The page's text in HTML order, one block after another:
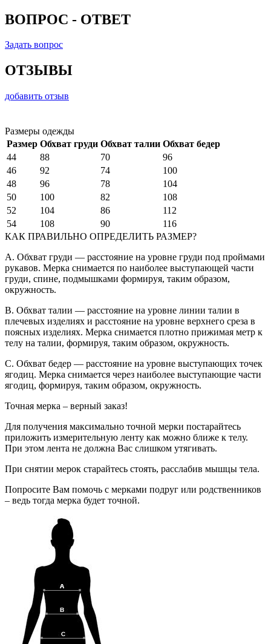
ВОПРОС - ОТВЕТ
Задать вопрос
ОТЗЫВЫ
добавить отзыв
Размеры одежды
Размер Обхват груди Обхват талии Обхват бедер
44
88 70
96
46
92 74
100
48
96 78
104
50
100 82
108
52
104 86
112
54
108 90
116
КАК ПРАВИЛЬНО ОПРЕДЕЛИТЬ РАЗМЕР?
A. Обхват груди — расстояние на уровне груди под проймами
рукавов. Мерка снимается по наиболее выступающей части
груди, спине, подмышками формируя, таким образом,
окружность.
B. Обхват талии — расстояние на уровне линии талии в
плечевых изделиях и расстояние на уровне верхнего среза в
поясных изделиях. Мерка снимается плотно прижимая метр к
телу на талии, формируя, таким образом, окружность.
C. Обхват бедер — расстояние на уровне выступающих точек
ягодиц. Мерка снимается через наиболее выступающие части
ягодиц, формируя, таким образом, окружность.
Точная мерка – верный заказ!
Для получения максимально точной мерки постарайтесь
приложить измерительную ленту как можно ближе к телу.
При этом лента не должна Вас слишком утягивать.
При снятии мерок старайтесь стоять, расслабив мышцы тела.
Попросите Вам помочь с мерками подруг или родственников
– ведь тогда мерка будет точной.